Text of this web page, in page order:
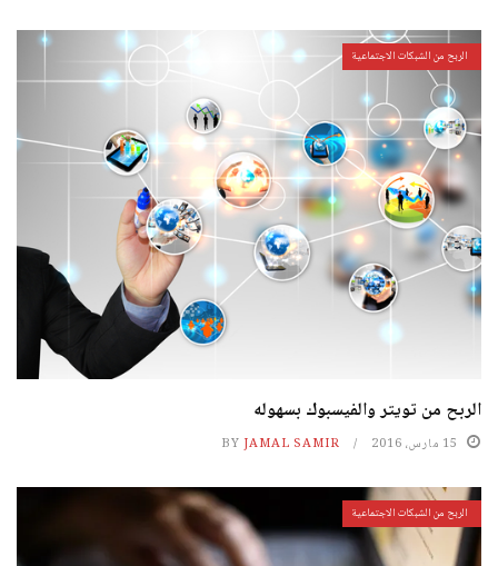
الربح من الشبكات الاجتماعية
الربح من تويتر والفيسبوك بسهوله
15 مارس، 2016 BY JAMAL SAMIR
الربح من الشبكات الاجتماعية